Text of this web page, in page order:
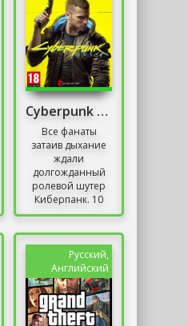
Cyberpunk 2077 Patch 1.05 (для всех версий)
Все фанаты
затаив дыхание
ждали
долгожданный
ролевой шутер
Киберпанк. 10
декабря это
сожалению, было
выявлено
множество...
Русский,
Английский